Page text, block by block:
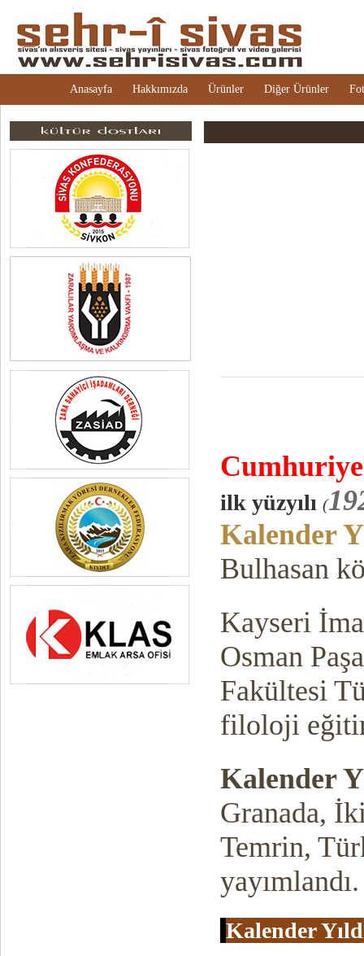
Anasayfa Hakkımızda Ürünler Diğer Ürünler
Cumhuriy
ilk yüzyılı (
Kalender
Bulhasan
Kayseri
Osman
Fakültesi
filoloji
Kalender
Granada,
Temrin,
yayımlandı.
Kalender